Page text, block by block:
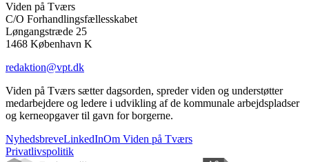
Viden på Tværs
C/O Forhandlingsfællesskabet
Løngangstræde 25
1468 København K
redaktion@vpt.dk
Viden på Tværs sætter dagsorden, spreder viden og understøtter
medarbejdere og ledere i udvikling af de kommunale arbejdspladser
og kerneopgaver til gavn for borgerne.
NyhedsbreveLinkedInOm Viden på Tværs
Privatlivspolitik